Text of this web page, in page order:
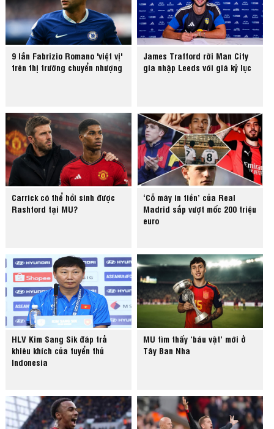
9 lần Fabrizio Romano 'việt vị'
trên thị trường chuyển nhượng
James Trafford rời Man City
gia nhập Leeds với giá kỷ lục
Carrick có thể hồi sinh được
Rashford tại MU?
‘Cỗ máy in tiền’ của Real
Madrid sắp vượt mốc 200 triệu
euro
HLV Kim Sang Sik đáp trả
khiêu khích của tuyển thủ
Indonesia
MU tìm thấy ‘báu vật’ mới ở
Tây Ban Nha